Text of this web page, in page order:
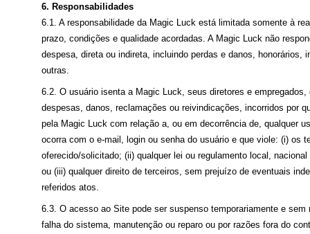
6. Responsabilidades
6.1. A responsabilidade da Magic Luck está limitada somente à
prazo, condições e qualidade acordadas. A Magic Luck não
despesa, direta ou indireta, incluindo perdas e danos, honorários,
outras.
6.2. O usuário isenta a Magic Luck, seus diretores e empregados,
despesas, danos, reclamações ou reivindicações, incorridos por
pela Magic Luck com relação a, ou em decorrência de, qualquer
ocorra com o e-mail, login ou senha do usuário e que viole: (i) os
oferecido/solicitado; (ii) qualquer lei ou regulamento local,
ou (iii) qualquer direito de terceiros, sem prejuízo de eventuais
referidos atos.
6.3. O acesso ao Site pode ser suspenso temporariamente e
falha do sistema, manutenção ou reparo ou por razões fora do